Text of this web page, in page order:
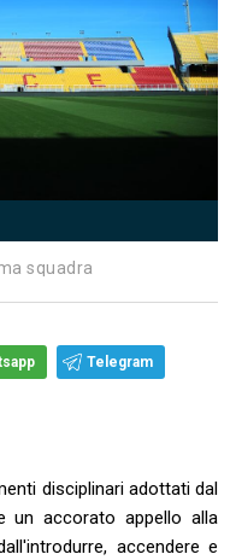
squadra
Telegram
disciplinari adottati dal
un accorato appello alla
accendere e